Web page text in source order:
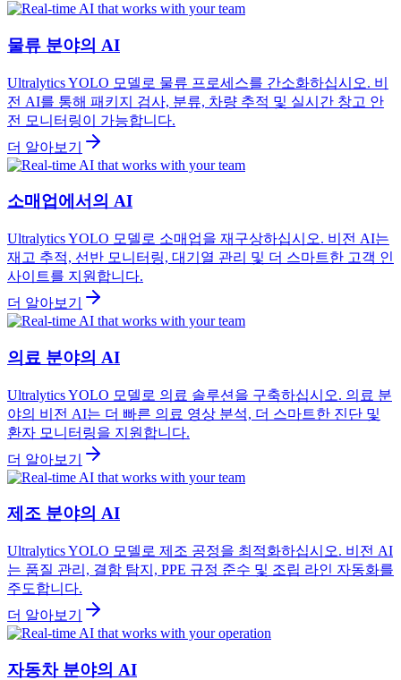
물류 분야의 AI
Ultralytics YOLO 모델로 물류 프로세스를 간소화하십시오. 비
전 AI를 통해 패키지 검사, 분류, 차량 추적 및 실시간 창고 안
전 모니터링이 가능합니다.
더 알아보기
소매업에서의 AI
Ultralytics YOLO 모델로 소매업을 재구상하십시오. 비전 AI는
재고 추적, 선반 모니터링, 대기열 관리 및 더 스마트한 고객 인
사이트를 지원합니다.
더 알아보기
의료 분야의 AI
Ultralytics YOLO 모델로 의료 솔루션을 구축하십시오. 의료 분
야의 비전 AI는 더 빠른 의료 영상 분석, 더 스마트한 진단 및
환자 모니터링을 지원합니다.
더 알아보기
제조 분야의 AI
Ultralytics YOLO 모델로 제조 공정을 최적화하십시오. 비전 AI
는 품질 관리, 결함 탐지, PPE 규정 준수 및 조립 라인 자동화를
주도합니다.
더 알아보기
자동차 분야의 AI